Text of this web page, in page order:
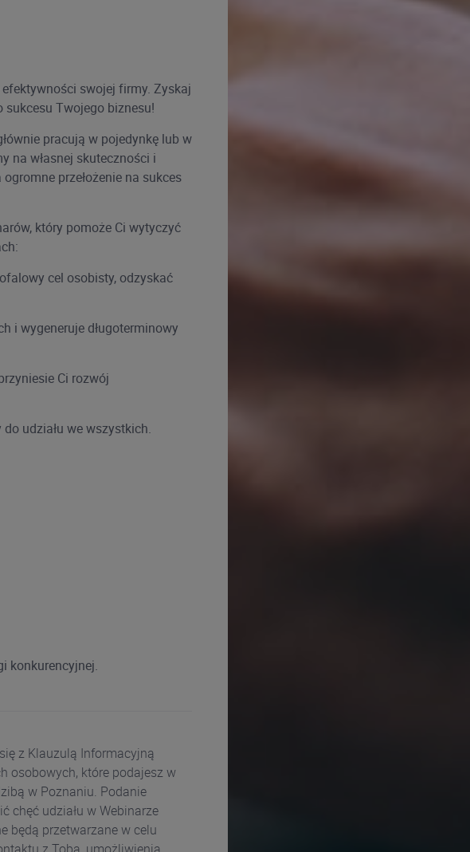
swojej firmy. Zyskaj
Twojego biznesu!
pracują w pojedynkę lub w
na własnej skuteczności i
przełożenie na sukces
który pomoże Ci wytyczyć
cel osobisty, odzyskać
i wygeneruje długoterminowy
Ci rozwój
udziału we wszystkich.
konkurencyjnej.
z Klauzulą Informacyjną
osobowych, które podajesz w
w Poznaniu. Podanie
chęć udziału w Webinarze
będą przetwarzane w celu